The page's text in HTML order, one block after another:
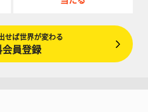
せば世界が変わる
会員登録